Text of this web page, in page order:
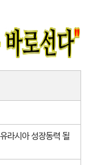
라시아 성장동력 될